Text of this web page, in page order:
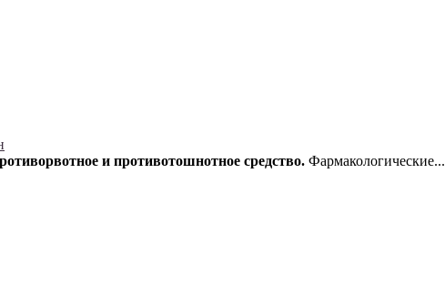
и противотошнотное средство. Фармакологические...